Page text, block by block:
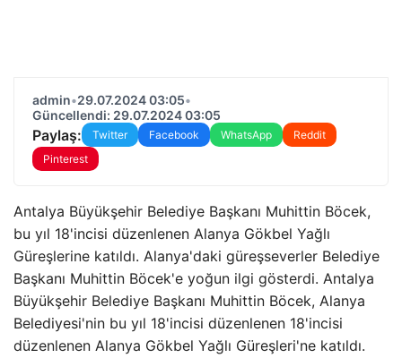
admin•29.07.2024 03:05•
Güncellendi: 29.07.2024 03:05
Paylaş: Twitter Facebook WhatsApp
Reddit
Pinterest
Antalya Büyükşehir Belediye Başkanı Muhittin Böcek,
bu yıl 18'incisi düzenlenen Alanya Gökbel Yağlı
Güreşlerine katıldı. Alanya'daki güreşseverler Belediye
Başkanı Muhittin Böcek'e yoğun ilgi gösterdi. Antalya
Büyükşehir Belediye Başkanı Muhittin Böcek, Alanya
Belediyesi'nin bu yıl 18'incisi düzenlenen 18'incisi
düzenlenen Alanya Gökbel Yağlı Güreşleri'ne katıldı.